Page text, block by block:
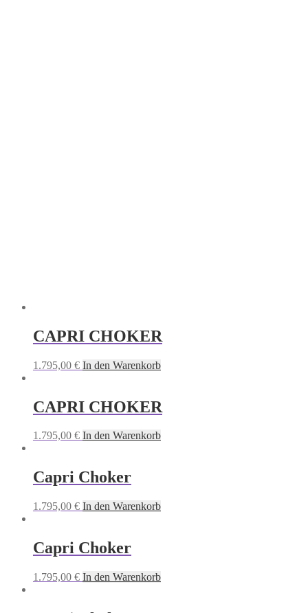
CAPRI CHOKER
1.795,00 € In den Warenkorb
CAPRI CHOKER
1.795,00 € In den Warenkorb